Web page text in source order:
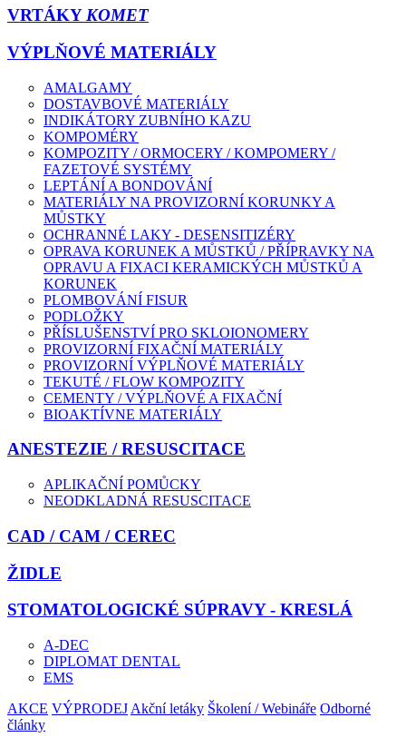
VRTÁKYKOMET
VÝPLŇOVÉ MATERIÁLY
AMALGAMY
DOSTAVBOVÉ MATERIÁLY
INDIKÁTORY ZUBNÍHO KAZU
KOMPOMÉRY
KOMPOZITY / ORMOCERY / KOMPOMERY /
FAZETOVÉ SYSTÉMY
LEPTÁNÍ A BONDOVÁNÍ
MATERIÁLY NA PROVIZORNÍ KORUNKY A
MŮSTKY
OCHRANNÉ LAKY - DESENSITIZÉRY
OPRAVA KORUNEK A MŮSTKŮ / PŘÍPRAVKY NA
OPRAVU A FIXACI KERAMICKÝCH MŮSTKŮ A
KORUNEK
PLOMBOVÁNÍ FISUR
PODLOŽKY
PŘÍSLUŠENSTVÍ PRO SKLOIONOMERY
PROVIZORNÍ FIXAČNÍ MATERIÁLY
PROVIZORNÍ VÝPLŇOVÉ MATERIÁLY
TEKUTÉ / FLOW KOMPOZITY
CEMENTY / VÝPLŇOVÉ A FIXAČNÍ
BIOAKTÍVNE MATERIÁLY
ANESTEZIE / RESUSCITACE
APLIKAČNÍ POMŮCKY
NEODKLADNÁ RESUSCITACE
CAD / CAM / CEREC
ŽIDLE
STOMATOLOGICKÉ SÚPRAVY - KRESLÁ
A-DEC
DIPLOMAT DENTAL
EMS
AKCE VÝPRODEJ Akční letáky Školení / Webináře Odborné
články